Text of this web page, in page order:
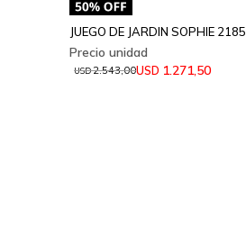
JUEGO DE JARDIN SOPHIE 2185
USD 1.271,50
USD2.543,00